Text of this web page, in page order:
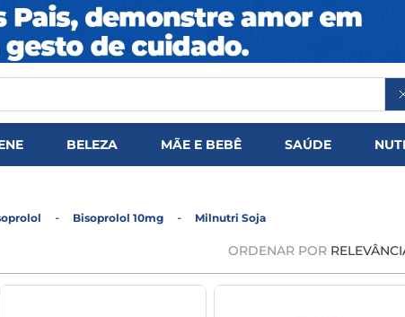
BELEZA MÃE E BEBÊ SAÚDE
Bisoprolol 10mg Milnutri Soja
ORDENAR POR